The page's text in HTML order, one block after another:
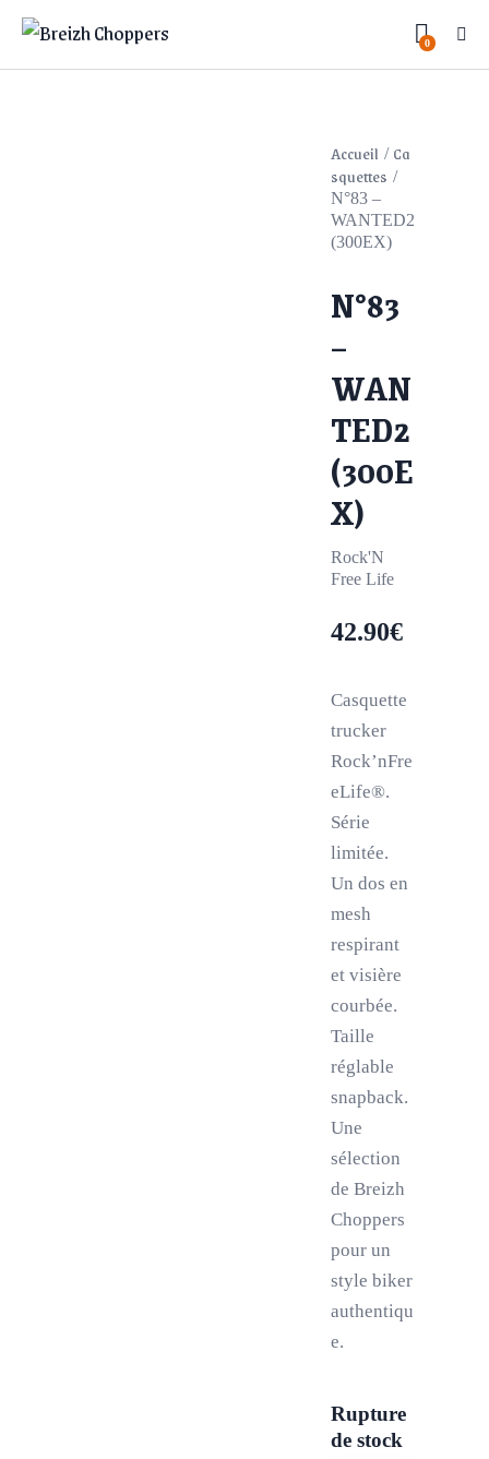
0
Accueil
Ca
squettes
N°83 –
WANTED2
(300EX)
N°83
–
WAN
TED2
(300E
X)
Rock'N
Free Life
42.90€
Casquette
trucker
Rock’nFre
eLife®.
Série
limitée.
Un dos en
mesh
respirant
et visière
courbée.
Taille
réglable
snapback.
Une
sélection
de Breizh
Choppers
pour un
style biker
authentiqu
e.
Rupture
de stock